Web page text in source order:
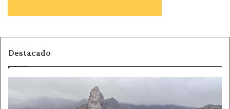
Destacado
que